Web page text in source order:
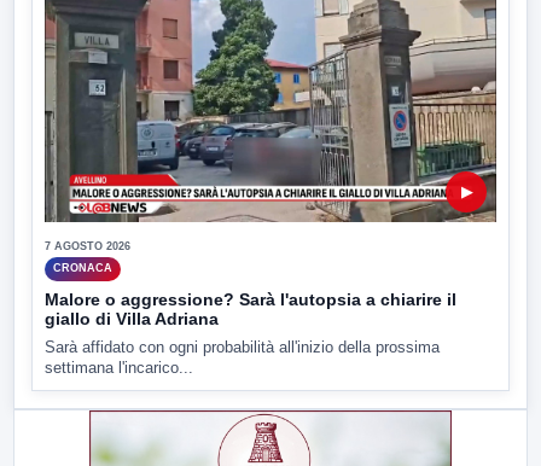
▶
7 AGOSTO 2026
CRONACA
Malore o aggressione? Sarà l'autopsia a chiarire il
giallo di Villa Adriana
Sarà affidato con ogni probabilità all'inizio della prossima
settimana l'incarico...